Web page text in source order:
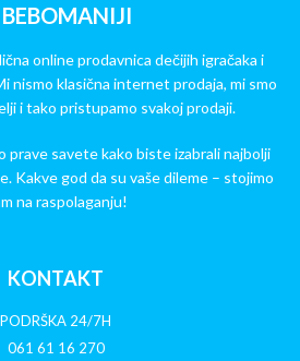
online prodavnica dečijih igračaka i
nismo klasična internet prodaja, mi smo
i tako pristupamo svakoj prodaji.
prave savete kako biste izabrali najbolji
Kakve god da su vaše dileme – stojimo
na raspolaganju!
KONTAKT
PODRŠKA 24/7H
061 61 16 270